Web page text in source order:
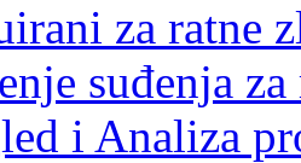
za ratne
suđenja
i Analiza